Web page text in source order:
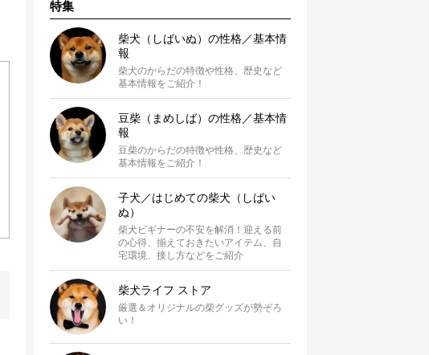
特集
柴犬（しばいぬ）の性格／基本情
報
柴犬のからだの特徴や性格、歴史など
基本情報をご紹介！
豆柴（まめしば）の性格／基本情
報
豆柴のからだの特徴や性格、歴史など
基本情報をご紹介！
子犬／はじめての柴犬（しばい
ぬ）
柴犬ビギナーの不安を解消！迎える前
の心得、揃えておきたいアイテム、自
宅環境、接し方などをご紹介
柴犬ライフ ストア
厳選＆オリジナルの柴グッズが勢ぞろ
い！